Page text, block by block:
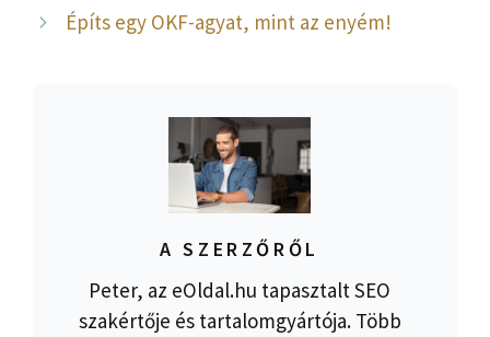
Építs egy OKF-agyat, mint az enyém!
A SZERZŐRŐL
Peter, az eOldal.hu tapasztalt SEO
szakértője és tartalomgyártója. Több